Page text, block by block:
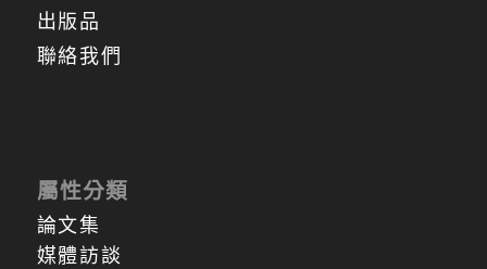
出版品
聯絡我們
屬性分類
論文集
媒體訪談